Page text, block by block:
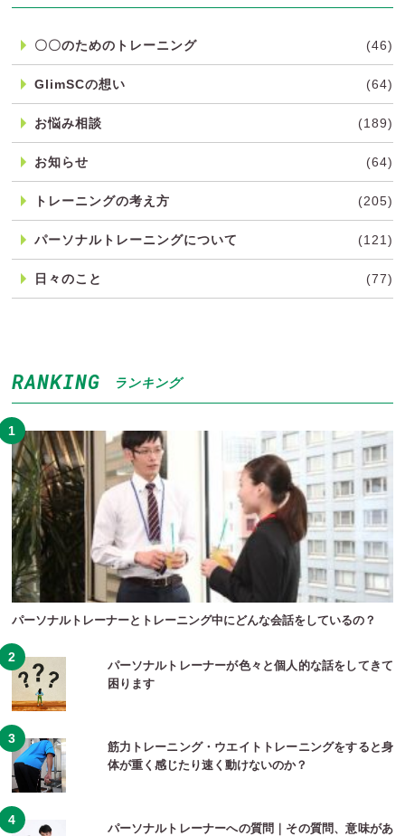
〇〇のためのトレーニング (46)
GlimSCの想い (64)
お悩み相談 (189)
お知らせ (64)
トレーニングの考え方 (205)
パーソナルトレーニングについて (121)
日々のこと (77)
RANKING ランキング
パーソナルトレーナーとトレーニング中にどんな会話をしているの？
パーソナルトレーナーが色々と個人的な話をしてきて
困ります
筋力トレーニング・ウエイトトレーニングをすると身
体が重く感じたり速く動けないのか？
パーソナルトレーナーへの質問｜その質問、意味があ